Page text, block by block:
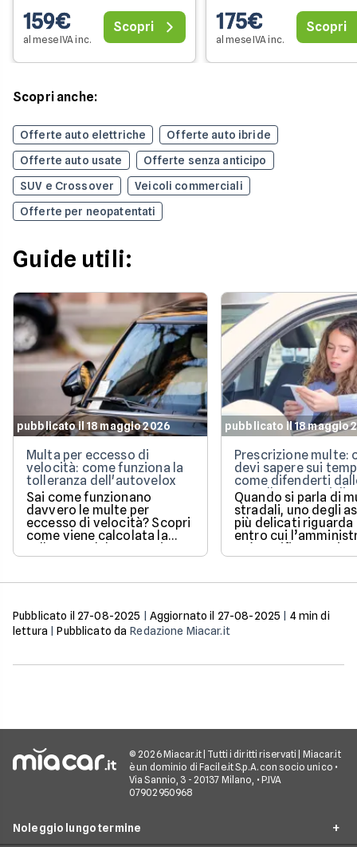
159€
al mese IVA inc.
Scopri 175€
al mese IVA inc.
Scopri
Scopri anche:
Offerte auto elettriche
Offerte auto ibride
Offerte auto usate
Offerte senza anticipo
SUV e Crossover
Veicoli commerciali
Offerte per neopatentati
Guide utili:
pubblicato il 18 maggio 2026
Multa per eccesso di
velocità: come funziona la
tolleranza dell'autovelox
Sai come funzionano
davvero le multe per
eccesso di velocità? Scopri
come viene calcolata la
dalla legge e quali sono le
2026 per evitare brutte
pubblicato il 18 maggio
Prescrizione multe:
devi sapere sui
come difenderti
cartelle esattoriali
Quando si parla di
stradali, uno degli
più delicati riguarda
entro cui
un pagamento.
Pubblicato il 27-08-2025 Aggiornato il 27-08-2025 4min di
lettura |Pubblicato da Redazione Miacar.it
© 2026 Miacar.it | Tutti i diritti riservati | Miacar.it
è un dominio di Facile.it S.p.A. con socio unico •
Via Sannio, 3 - 20137 Milano, • P.IVA
07902950968
Noleggio lungo termine